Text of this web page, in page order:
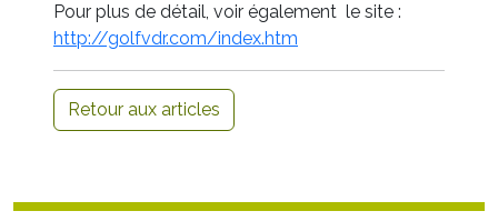
Pour plus de détail, voir également le site :
http://golfvdr.com/index.htm
Retour aux articles